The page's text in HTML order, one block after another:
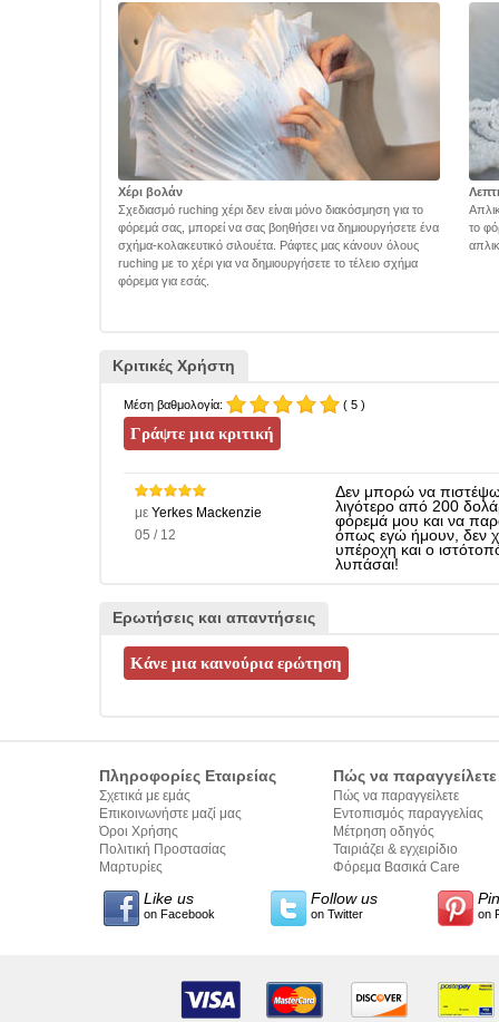
Χέρι βολάν
Σχεδιασμό ruching χέρι δεν είναι μόνο διακόσμηση για το
φόρεμά σας, μπορεί να σας βοηθήσει να δημιουργήσετε ένα
σχήμα-κολακευτικό σιλουέτα. Ράφτες μας κάνουν όλους
ruching με το χέρι για να δημιουργήσετε το τέλειο σχήμα
φόρεμα για εσάς.
το
Κριτικές Χρήστη
Μέση βαθμολογία: ( 5 )
με Yerkes Mackenzie
05 / 12
Δεν μπορώ να πιστέψω
λιγότερο από 200
φόρεμά μου και να
όπως εγώ ήμουν, δεν
υπέροχη και ο
λυπάσαι!
Ερωτήσεις και απαντήσεις
Πληροφορίες Εταιρείας
Σχετικά με εμάς
Επικοινωνήστε μαζί μας
Όροι Χρήσης
Πολιτική Προστασίας
Προσωπικών Δεδομένων
Μαρτυρίες
Πώς να παραγγείλετε
Πώς να παραγγείλετε
Εντοπισμός παραγγελίας
Μέτρηση οδηγός
Ταιριάζει & εγχειρίδιο
σύνταξης κειμένων
Φόρεμα Βασικά Care
Like us
on Facebook
Follow us
on Twitter on